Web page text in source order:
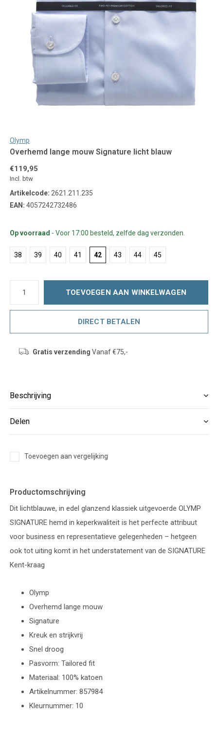
Olymp
Overhemd lange mouw Signature licht blauw
€119,95
Incl. btw
Artikelcode: 2621.211.235
EAN: 4057242732486
Op voorraad - Voor 17:00 besteld, zelfde dag verzonden.
38 39 40 41 42 43 44 45
TOEVOEGEN AAN WINKELWAGEN
DIRECT BETALEN
Gratis verzending Vanaf €75,-
Beschrijving
Delen
Toevoegen aan vergelijking
Productomschrijving
Dit lichtblauwe, in edel glanzend klassiek uitgevoerde OLYMP
SIGNATURE hemd in keperkwaliteit is het perfecte attribuut
voor business en representatieve gelegenheden – hetgeen
ook tot uiting komt in het understatement van de SIGNATURE
Kent-kraag
Olymp
Overhemd lange mouw
Signature
Kreuk en strijkvrij
Snel droog
Pasvorm: Tailored fit
Materiaal: 100% katoen
Artikelnummer: 857984
Kleurnummer: 10